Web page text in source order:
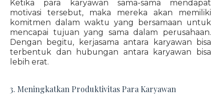
Ketika para karyawan sama-sama mendapat
motivasi tersebut, maka mereka akan memiliki
komitmen dalam waktu yang bersamaan untuk
mencapai tujuan yang sama dalam perusahaan.
Dengan begitu, kerjasama antara karyawan bisa
terbentuk dan hubungan antara karyawan bisa
lebih erat.
3. Meningkatkan Produktivitas Para Karyawan